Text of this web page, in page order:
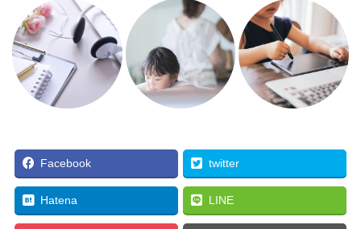
Facebook twitter
Hatena LINE